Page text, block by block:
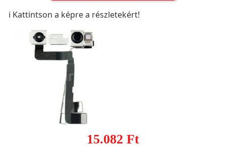
ℹ️ Kattintson a képre a részletekért!
15.082 Ft